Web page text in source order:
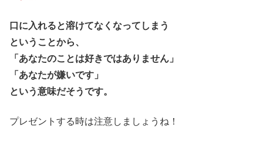
口に入れると溶けてなくなってしまう
ということから、
「あなたのことは好きではありません」
「あなたが嫌いです」
という意味だそうです。
プレゼントする時は注意しましょうね！